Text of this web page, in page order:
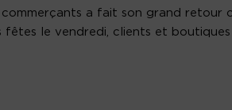
commerçants a fait son grand retour
fêtes le vendredi, clients et boutiques